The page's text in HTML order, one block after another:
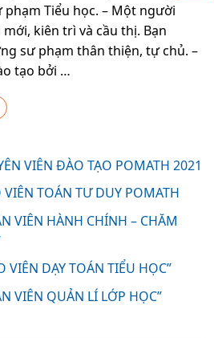
phạm Tiểu học. – Một người
kiên trì và cầu thị. Bạn
sư phạm thân thiện, tự chủ. –
tạo bởi …
VIÊN ĐÀO TẠO POMATH 2021
TOÁN TƯ DUY POMATH
VIÊN HÀNH CHÍNH – CHĂM
VIÊN DẠY TOÁN TIỂU HỌC”
VIÊN QUẢN LÍ LỚP HỌC”